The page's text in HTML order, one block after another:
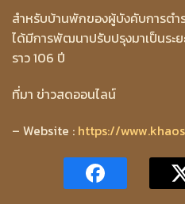
สำหรับบ้านพักของผู้บังคับการตำ
ได้มีการพัฒนาปรับปรุงมาเป็นระ
ราว 106 ปี
ที่มา ข่าวสดออนไลน์
– Website : https://